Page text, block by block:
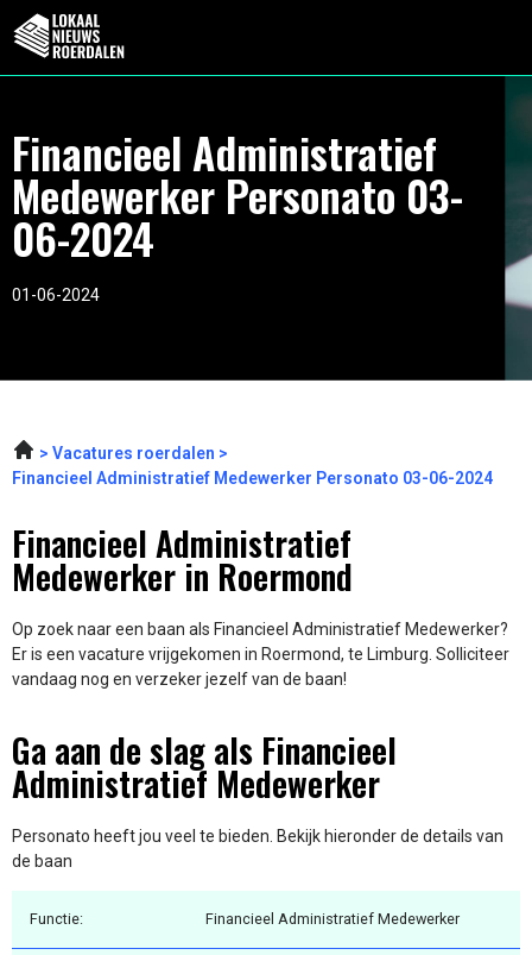
Financieel Administratief
Medewerker Personato 03-
06-2024
01-06-2024
Vacatures roerdalen
Financieel Administratief Medewerker Personato 03-06-2024
Financieel Administratief
Medewerker in Roermond
Op zoek naar een baan als Financieel Administratief Medewerker?
Er is een vacature vrijgekomen in Roermond, te Limburg. Solliciteer
vandaag nog en verzeker jezelf van de baan!
Ga aan de slag als Financieel
Administratief Medewerker
Personato heeft jou veel te bieden. Bekijk hieronder de details van
de baan
Functie: Financieel Administratief Medewerker